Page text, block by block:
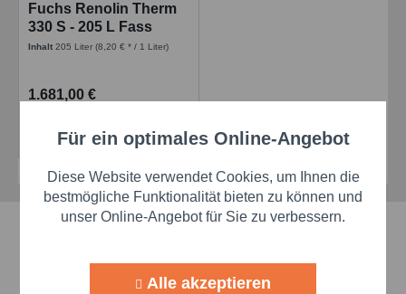
Fuchs Renolin Therm
330 S - 205 L Fass
Inhalt205 Liter(8,20 € * / 1 Liter)
1.681,00 €
Details
Schnelle Lieferzeiten
Beste Markenqualität
Funktionale Aktiv
Marketing Aktiv
Für ein optimales Online-Angebot
Diese Website verwendet Cookies, um Ihnen die
bestmögliche Funktionalität bieten zu können und
unser Online-Angebot für Sie zu verbessern.
Alle akzeptieren